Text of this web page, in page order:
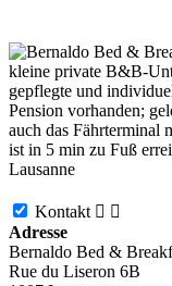
kleine private B&B-
gepflegte und
Pension vorhanden;
auch das Fährterminal
ist in 5 min zu Fuß
Lausanne
Kontakt  
Adresse
Bernaldo Bed &
Rue du Liseron 6B